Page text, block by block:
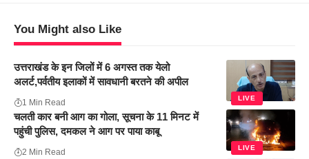
You Might also Like
LIVE
उत्तराखंड के इन जिलों में 6 अगस्त तक येलो
अलर्ट,पर्वतीय इलाकों में सावधानी बरतने की अपील
1 Min Read
LIVE
चलती कार बनी आग का गोला, सूचना के 11 मिनट में
पहुंची पुलिस, दमकल ने आग पर पाया काबू
2 Min Read